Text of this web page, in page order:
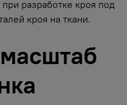
разработке кроя под
кроя на ткани.